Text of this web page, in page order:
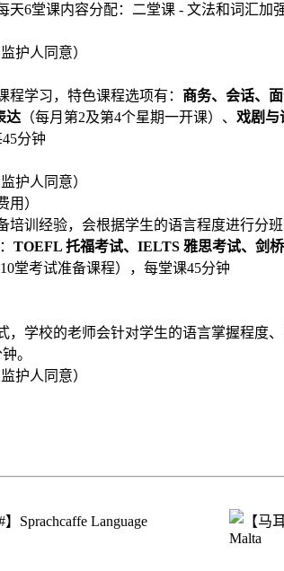
天6堂课内容分配：二堂课 - 文法和词汇
护人同意）
学习，特色课程选项有： 商务、会话、
达 （每月第2及第4个星期一开课）、 戏剧与
分钟
护人同意）
用）
培训经验，会根据学生的语言程度进行分
TOEFL 托福考试、IELTS 雅思考试、剑桥
堂考试准备课程），每堂课45分钟
，学校的老师会针对学生的语言掌握程度
。
护人同意）